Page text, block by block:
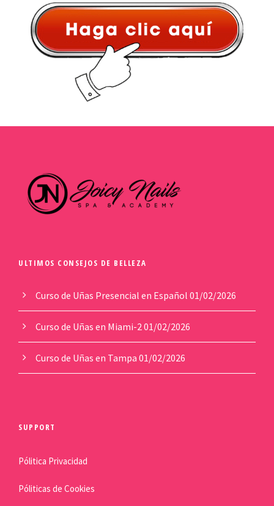
ULTIMOS CONSEJOS DE BELLEZA
Curso de Uñas Presencial en Español 01/02/2026
Curso de Uñas en Miami-2 01/02/2026
Curso de Uñas en Tampa 01/02/2026
SUPPORT
Pólitica Privacidad
Póliticas de Cookies